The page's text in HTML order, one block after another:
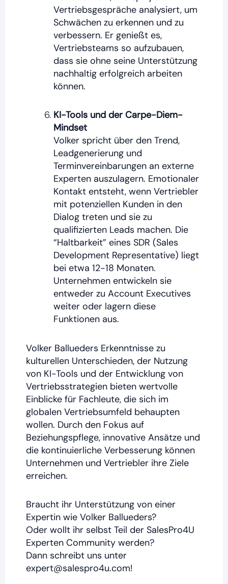
Vertriebsgespräche analysiert, um
Schwächen zu erkennen und zu
verbessern. Er genießt es,
Vertriebsteams so aufzubauen,
dass sie ohne seine Unterstützung
nachhaltig erfolgreich arbeiten
können.
KI-Tools und der Carpe-Diem-
Mindset
Volker spricht über den Trend,
Leadgenerierung und
Terminvereinbarungen an externe
Experten auszulagern. Emotionaler
Kontakt entsteht, wenn Vertriebler
mit potenziellen Kunden in den
Dialog treten und sie zu
qualifizierten Leads machen. Die
“Haltbarkeit” eines SDR (Sales
Development Representative) liegt
bei etwa 12-18 Monaten.
Unternehmen entwickeln sie
entweder zu Account Executives
weiter oder lagern diese
Funktionen aus.
Volker Ballueders Erkenntnisse zu
kulturellen Unterschieden, der Nutzung
von KI-Tools und der Entwicklung von
Vertriebsstrategien bieten wertvolle
Einblicke für Fachleute, die sich im
globalen Vertriebsumfeld behaupten
wollen. Durch den Fokus auf
Beziehungspflege, innovative Ansätze und
die kontinuierliche Verbesserung können
Unternehmen und Vertriebler ihre Ziele
erreichen.
Braucht ihr Unterstützung von einer
Expertin wie Volker Ballueders?
Oder wollt ihr selbst Teil der SalesPro4U
Experten Community werden?
Dann schreibt uns unter
expert@salespro4u.com!